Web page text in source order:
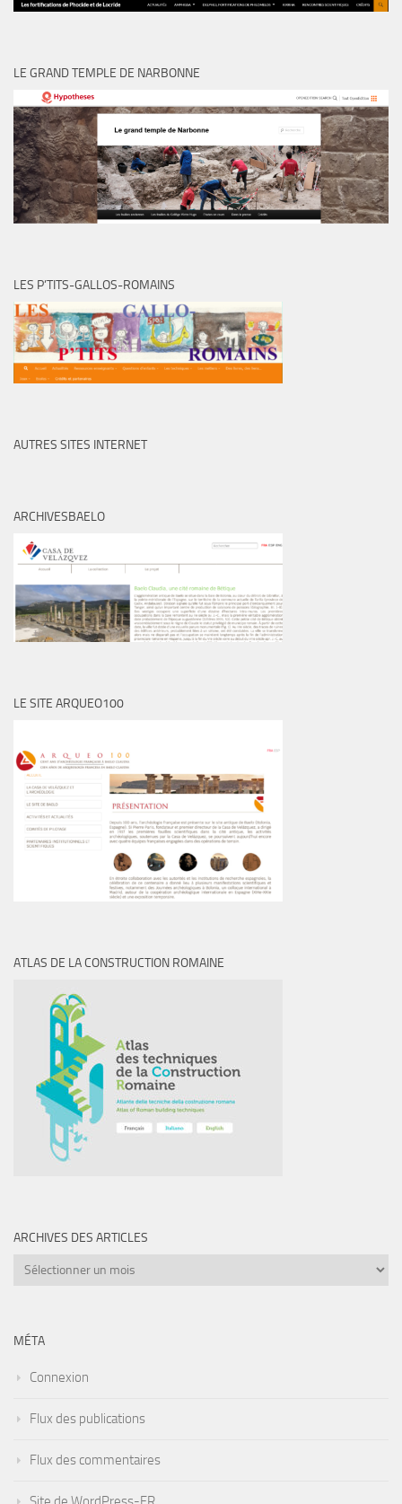
LE GRAND TEMPLE DE NARBONNE
LES P’TITS-GALLOS-ROMAINS
AUTRES SITES INTERNET
ARCHIVESBAELO
LE SITE ARQUEO100
ATLAS DE LA CONSTRUCTION ROMAINE
ARCHIVES DES ARTICLES
Archives
MÉTA
Connexion
Flux des publications
Flux des commentaires